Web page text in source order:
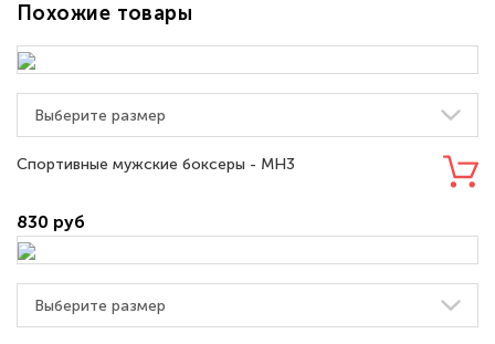
Похожие товары
Спортивные мужские боксеры - MH3
830 руб